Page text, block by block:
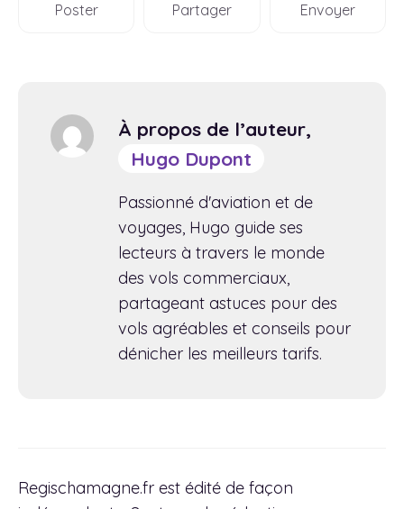
Poster Partager Envoyer
À propos de l’auteur,
Hugo Dupont
Passionné d'aviation et de
voyages, Hugo guide ses
lecteurs à travers le monde
des vols commerciaux,
partageant astuces pour des
vols agréables et conseils pour
dénicher les meilleurs tarifs.
Regischamagne.fr est édité de façon